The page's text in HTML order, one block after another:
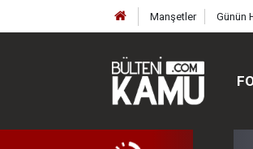
Manşetler Günün